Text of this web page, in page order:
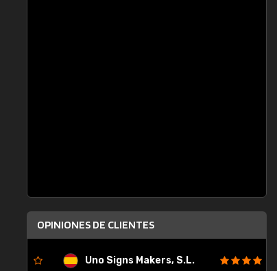
OPINIONES DE CLIENTES
Uno Signs Makers, S.L.